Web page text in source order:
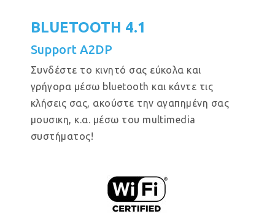
BLUETOOTH 4.1
Support A2DP
Συνδέστε το κινητό σας εύκολα και
γρήγορα μέσω bluetooth και κάντε τις
κλήσεις σας, ακούστε την αγαπημένη σας
μουσικη, κ.α. μέσω του multimedia
συστήματος!